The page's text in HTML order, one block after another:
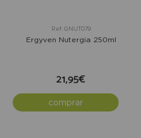
Ref: GNUT079
Ergyven Nutergia 250ml
21,95€
comprar